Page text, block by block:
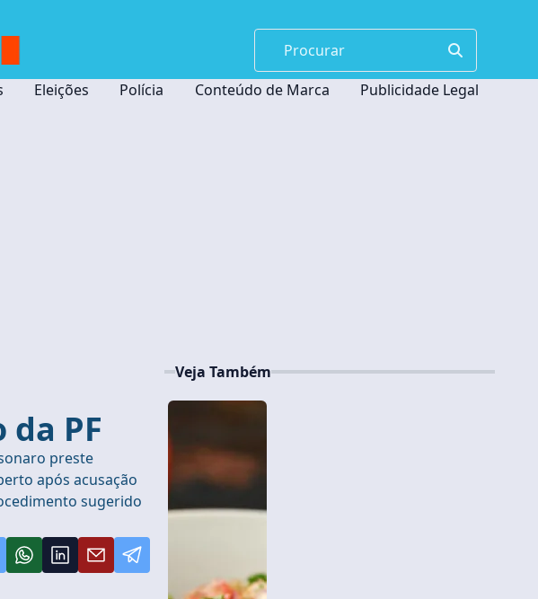
Eleições Polícia Conteúdo de Marca Publicidade Legal
PF
preste
após acusação
sugerido
Veja Também